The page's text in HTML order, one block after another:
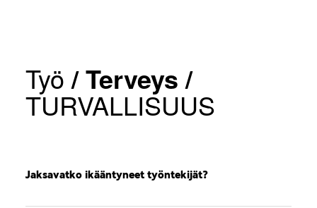
Työ /Terveys /
TURVALLISUUS
Jaksavatko ikääntyneet työntekijät?